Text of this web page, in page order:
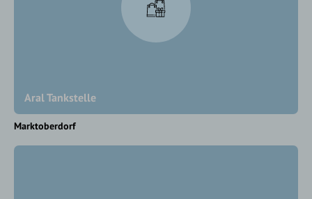
Aral Tankstelle
Marktoberdorf